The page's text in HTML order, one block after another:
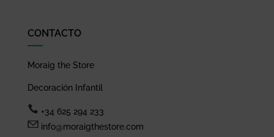
CONTACTO
Moraig the Store
Decoración Infantil
+34 625 294 233
info@moraigthestore.com